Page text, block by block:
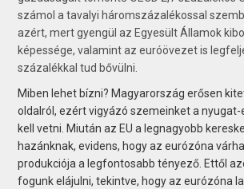
számol a tavalyi háromszázalékossal
azért, mert gyengül az Egyesült Államok
képessége, valamint az euróövezet is
százalékkal tud bővülni.
Miben lehet bízni? Magyarország erősen
oldalról, ezért vigyázó szemeinket a
kell vetni. Miután az EU a legnagyobb
hazánknak, evidens, hogy az eurózóna
produkciója a legfontosabb tényező. Ettől
fogunk elájulni, tekintve, hogy az eurózóna